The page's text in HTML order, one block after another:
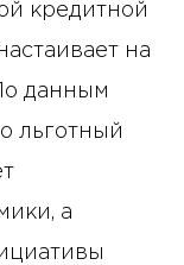
кредитной
на
данным
льготный
а